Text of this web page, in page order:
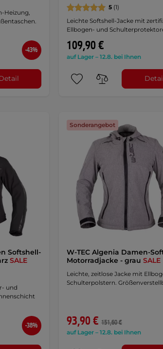
Heizung,
-43%
5(1)
Leichte Softshell-Jacke mit
Ellbogen- und
109,90 €
auf Lager – 12.8. bei Ihnen
Softshell-
SALE
und
-38%
Sonderangebot
W-TEC Algenia Damen-
Motorradjacke - grau SALE
Leichte, zeitlose Jacke mit
Schulterpolstern.
93,90 € 151,60 €
auf Lager – 12.8. bei Ihnen